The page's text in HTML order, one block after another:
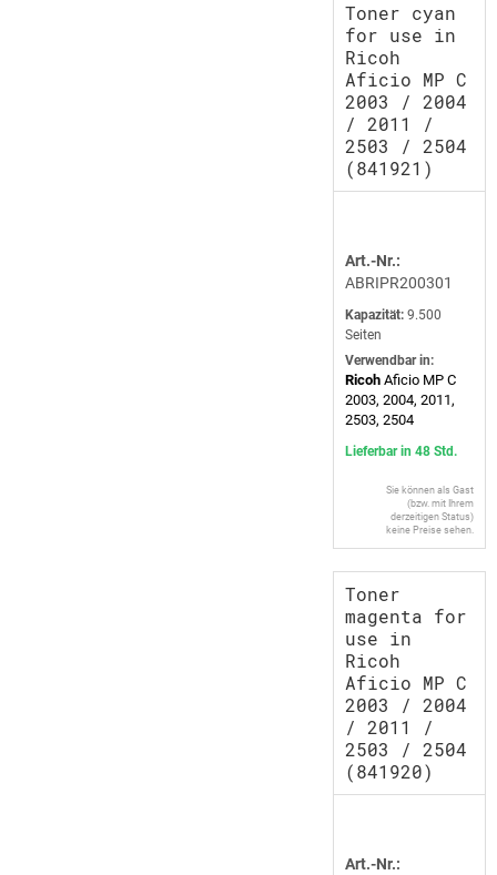
Toner cyan
for use in
Ricoh
Aficio MP C
2003 / 2004
/ 2011 /
2503 / 2504
(841921)
Art.-Nr.:
ABRIPR200301
Kapazität: 9.500
Seiten
Verwendbar in:
Ricoh Aficio MP C
2003, 2004, 2011,
2503, 2504
Lieferbar in 48 Std.
Sie können als Gast
(bzw. mit Ihrem
derzeitigen Status)
keine Preise sehen.
Toner
magenta for
use in
Ricoh
Aficio MP C
2003 / 2004
/ 2011 /
2503 / 2504
(841920)
Art.-Nr.: